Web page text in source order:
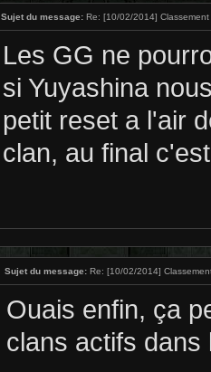
Sujet du message: Re: [10/02/2014]
Les GG ne
si Yuyashina
petit reset a l'air
clan, au final
Sujet du message: Re: [10/02/2014]
Ouais enfin, ça
clans actifs dans